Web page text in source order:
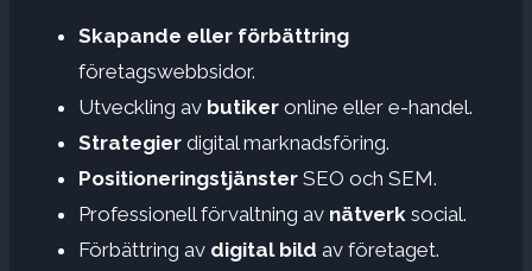
Skapande eller förbättring
företagswebbsidor.
Utveckling av butiker online eller e-handel.
Strategier digital marknadsföring.
Positioneringstjänster SEO och SEM.
Professionell förvaltning av nätverk social.
Förbättring av digital bild av företaget.